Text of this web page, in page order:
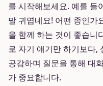
를 시작해보세요. 예를 들
말 귀엽네요! 어떤 종인가
을 함께 하는 것이 좋습니
로 자기 얘기만 하기보다,
공감하며 질문을 통해 대
가 중요합니다.